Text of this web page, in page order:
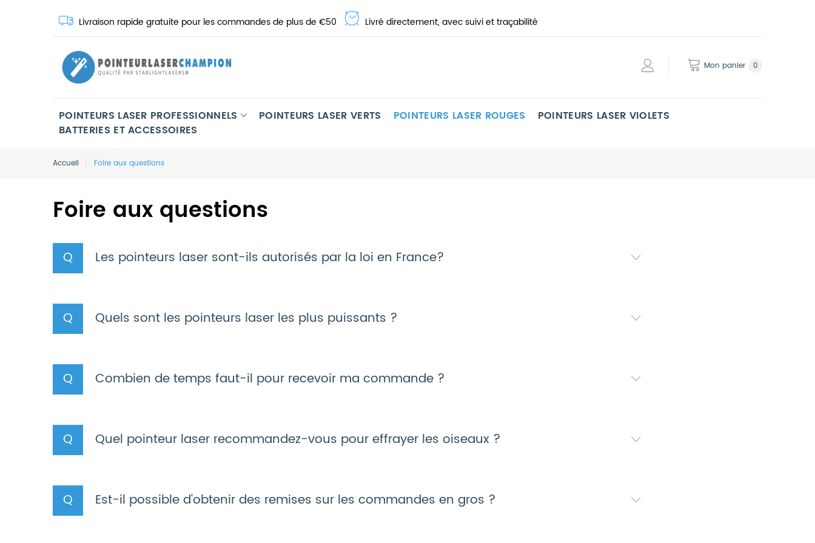
Livraison rapide gratuite pour les commandes de plus de €50 Livré directement, avec suivi et traçabilité
Mon panier 0
POINTEURS LASER PROFESSIONNELS POINTEURS LASER VERTS POINTEURS LASER ROUGES
POINTEURS LASER VIOLETS
BATTERIES ET ACCESSOIRES
Accueil Foire aux questions
Foire aux questions
Les pointeurs laser sont-ils autorisés par la loi en France?
Quels sont les pointeurs laser les plus puissants ?
Combien de temps faut-il pour recevoir ma commande ?
Quel pointeur laser recommandez-vous pour effrayer les oiseaux ?
Est-il possible d'obtenir des remises sur les commandes en gros ?